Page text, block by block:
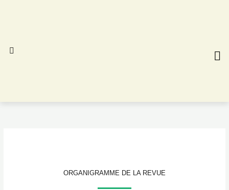
ORGANIGRAMME DE LA REVUE